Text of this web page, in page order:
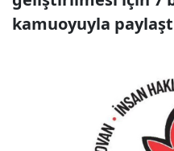
kamuoyuyla